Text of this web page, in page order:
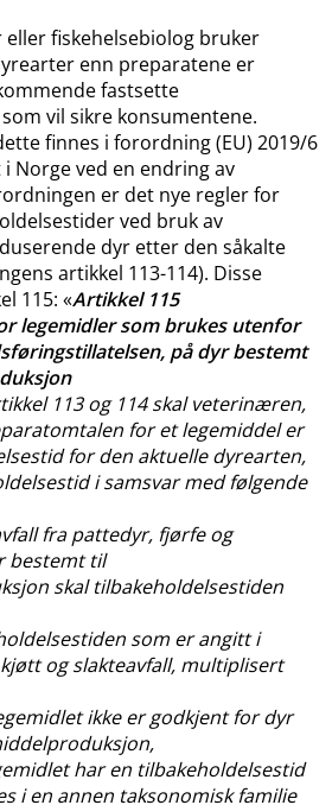
fiskehelsebiolog bruker
enn preparatene er
fastsette
vil sikre konsumentene.
finnes i forordning (EU) 2019/6
Norge ved en endring av
er det nye regler for
ved bruk av
dyr etter den såkalte
artikkel 113-114). Disse
115: «Artikkel 115
legemidler som brukes utenfor
på dyr bestemt
113 og 114 skal veterinæren,
for et legemiddel er
for den aktuelle dyrearten,
i samsvar med følgende
fra pattedyr, fjørfe og
bestemt til
skal tilbakeholdelsestiden
som er angitt i
og slakteavfall, multiplisert
ikke er godkjent for dyr
har en tilbakeholdelsestid
i en annen taksonomisk familie